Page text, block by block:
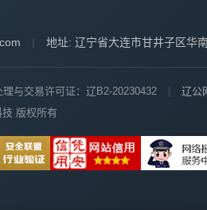
| 地址: 辽宁省大连市甘井子区华
与交易许可证：辽B2-20230432
辽公
版权所有